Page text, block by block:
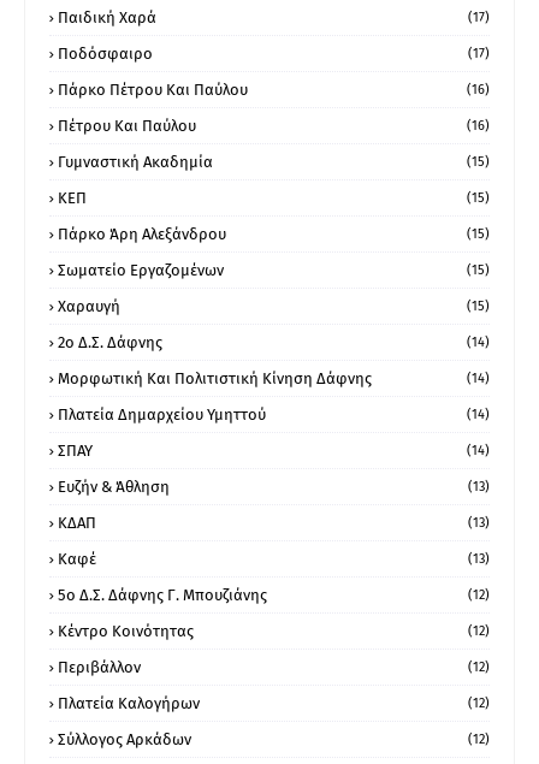
Παιδική Χαρά (17)
Ποδόσφαιρο (17)
Πάρκο Πέτρου Και Παύλου (16)
Πέτρου Και Παύλου (16)
Γυμναστική Ακαδημία (15)
ΚΕΠ (15)
Πάρκο Άρη Αλεξάνδρου (15)
Σωματείο Εργαζομένων (15)
Χαραυγή (15)
2ο Δ.Σ. Δάφνης (14)
Μορφωτική Και Πολιτιστική Κίνηση Δάφνης (14)
Πλατεία Δημαρχείου Υμηττού (14)
ΣΠΑΥ (14)
Ευζήν & Άθληση (13)
ΚΔΑΠ (13)
Καφέ (13)
5ο Δ.Σ. Δάφνης Γ. Μπουζιάνης (12)
Κέντρο Κοινότητας (12)
Περιβάλλον (12)
Πλατεία Καλογήρων (12)
Σύλλογος Αρκάδων (12)